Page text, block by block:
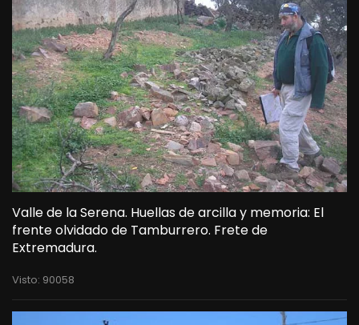
Valle de la Serena. Huellas de arcilla y memoria: El
frente olvidado de Tamburrero. Frete de
Extremadura.
Visto: 90058